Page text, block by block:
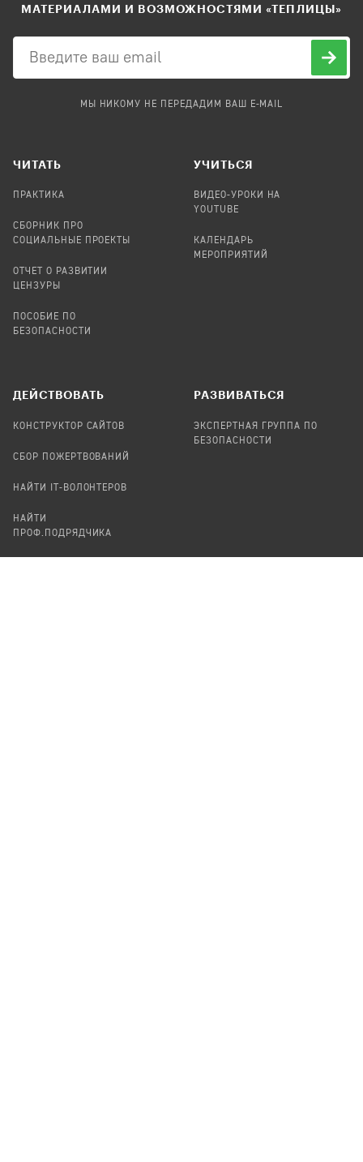
МАТЕРИАЛАМИ И ВОЗМОЖНОСТЯМИ «ТЕПЛИЦЫ»
МЫ НИКОМУ НЕ ПЕРЕДАДИМ ВАШ E-MAIL
ЧИТАТЬ
ПРАКТИКА
СБОРНИК ПРО
СОЦИАЛЬНЫЕ ПРОЕКТЫ
ОТЧЕТ О РАЗВИТИИ
ЦЕНЗУРЫ
ПОСОБИЕ ПО
БЕЗОПАСНОСТИ
УЧИТЬСЯ
ВИДЕО-УРОКИ НА
YOUTUBE
КАЛЕНДАРЬ
МЕРОПРИЯТИЙ
ДЕЙСТВОВАТЬ
КОНСТРУКТОР САЙТОВ
СБОР ПОЖЕРТВОВАНИЙ
НАЙТИ IT-ВОЛОНТЕРОВ
НАЙТИ
ПРОФ.ПОДРЯДЧИКА
РАЗВИВАТЬСЯ
ЭКСПЕРТНАЯ ГРУППА ПО
БЕЗОПАСНОСТИ